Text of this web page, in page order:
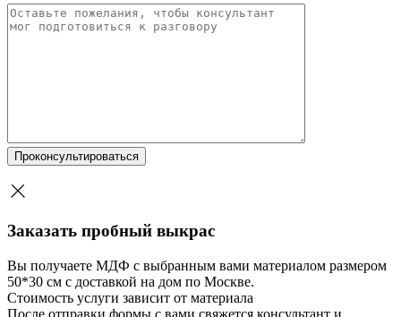
Заказать пробный выкрас
Вы получаете МДФ с выбранным вами материалом размером
50*30 см с доставкой на дом по Москве.
Стоимость услуги зависит от материала